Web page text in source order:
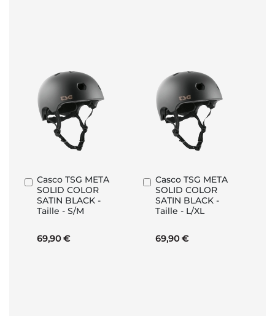
Casco TSG META
SOLID COLOR
SATIN BLACK -
Taille - S/M
69,90 €
Aggiungi
al
Carrello
Casco TSG META
SOLID COLOR
SATIN BLACK -
Taille - L/XL
69,90 €
Aggiungi
al
Carrello